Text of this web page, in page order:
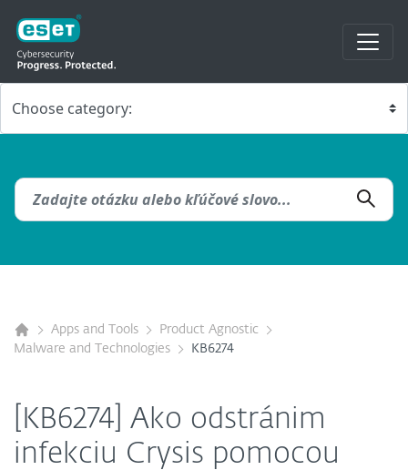
Apps and Tools
Product Agnostic
Malware and Technologies
KB6274
[KB6274] Ako odstránim
infekciu Crysis pomocou